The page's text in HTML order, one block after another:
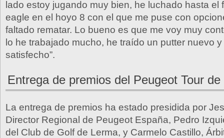
lado estoy jugando muy bien, he luchado hasta el
eagle en el hoyo 8 con el que me puse con
faltado rematar. Lo bueno es que me voy muy
lo he trabajado mucho, he traído un putter nuevo
satisfecho”.
Entrega de premios del Peugeot Tour de
La entrega de premios ha estado presidida por
Director Regional de Peugeot España, Pedro
del Club de Golf de Lerma, y Carmelo Castillo,